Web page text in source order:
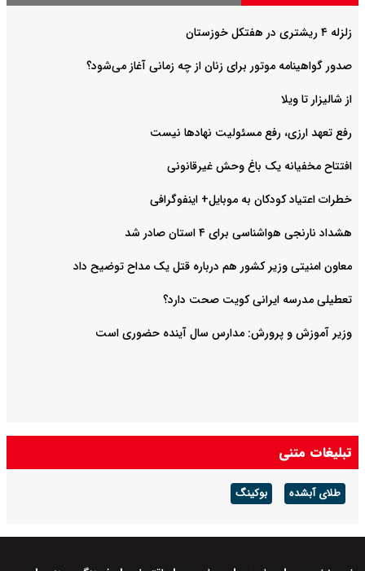
زلزله ۴ ریشتری در هفتکل خوزستان
صدور گواهینامه موتور برای زنان از چه زمانی آغاز می‌شود؟
از شالیزار تا ویلا
رفع تعهد ارزی، رفع مسئولیت نهادها نیست
افتتاح مخفیانه یک باغ وحش غیرقانونی
خطرات اعتیاد کودکان به موبایل+ اینفوگرافی
هشداد نارنجی هواشناسی برای ۴ استان صادر شد
معاون امنیتی وزیر کشور هم درباره قتل یک مداح توضیح داد
تعطیلی مدرسه ایرانی کویت صحت دارد؟
وزیر آموزش و پرورش: مدارس سال آینده حضوری است
تبلیغات متنی
طلای آبشده بوکینگ